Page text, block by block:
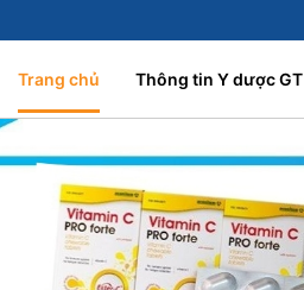
Trang chủ Thông tin Y dược GT